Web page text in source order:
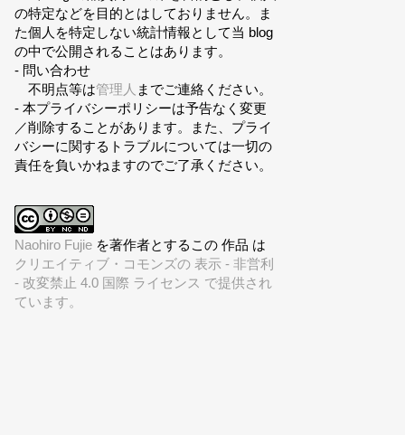
の特定などを目的とはしておりません。ま
た個人を特定しない統計情報として当 blog
の中で公開されることはあります。
- 問い合わせ
不明点等は管理人 までご連絡ください。
- 本プライバシーポリシーは予告なく変更
／削除することがあります。また、プライ
バシーに関するトラブルについては一切の
責任を負いかねますのでご了承ください。
Naohiro Fujie を著作者とするこの 作品 は
クリエイティブ・コモンズの 表示 - 非営利
- 改変禁止 4.0 国際 ライセンス で提供され
ています。